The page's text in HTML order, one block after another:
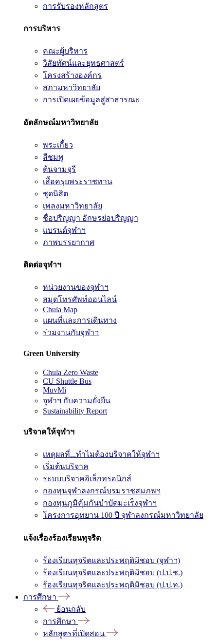
การรับรองหลักสูตร
การบริหาร
คณะผู้บริหาร
วิสัยทัศน์และยุทธศาสตร์
โครงสร้างองค์กร
สภามหาวิทยาลัย
การเปิดเผยข้อมูลสู่สาธารณะ
อัตลักษณ์มหาวิทยาลัย
พระเกี้ยว
สีชมพู
ต้นจามจุรี
เสื้อครุยพระราชทาน
ชุดนิสิต
เพลงมหาวิทยาลัย
ชื่อปริญญา อักษรย่อปริญญา
แบรนด์จุฬาฯ
ภาพบรรยากาศ
ติดต่อจุฬาฯ
หน่วยงานของจุฬาฯ
สมุดโทรศัพท์ออนไลน์
Chula Map
แผนที่และการเดินทาง
ร่วมงานกับจุฬาฯ
Green University
Chula Zero Waste
CU Shuttle Bus
MuvMi
จุฬาฯ กับความยั่งยืน
Sustainability Report
บริจาคให้จุฬาฯ
เหตุผลที่...ทำไมต้องบริจาคให้จุฬาฯ
เริ่มต้นบริจาค
ระบบบริจาคอิเล็กทรอนิกส์
กองทุนจุฬาลงกรณ์บรมราชสมภพฯ
กองทุนภูมิคุ้มกันบำบัดมะเร็งจุฬาฯ
โครงการอุทยาน 100 ปี จุฬาลงกรณ์มหาวิทยาลัย
แจ้งเรื่องร้องเรียนทุจริต
ร้องเรียนทุจริตและประพฤติมิชอบ (จุฬาฯ)
ร้องเรียนทุจริตและประพฤติมิชอบ (ป.ป.ช.)
ร้องเรียนทุจริตและประพฤติมิชอบ (ป.ป.ท.)
การศึกษา
ย้อนกลับ
การศึกษา
หลักสูตรที่เปิดสอน